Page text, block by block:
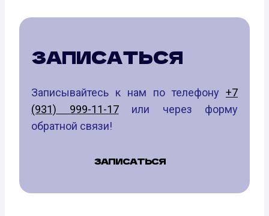
ЗАПИСАТЬСЯ
Записывайтесь к нам по телефону +7
(931) 999-11-17или через форму
обратной связи!
ЗАПИСАТЬСЯ